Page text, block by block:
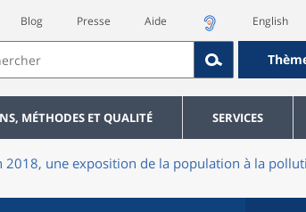
Blog Presse Aide English
MÉTHODES ET QUALITÉ SERVICES
2018, une exposition de la population à la